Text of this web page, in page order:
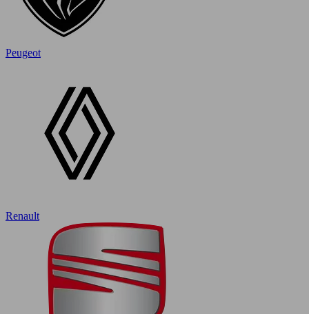
Peugeot
Renault